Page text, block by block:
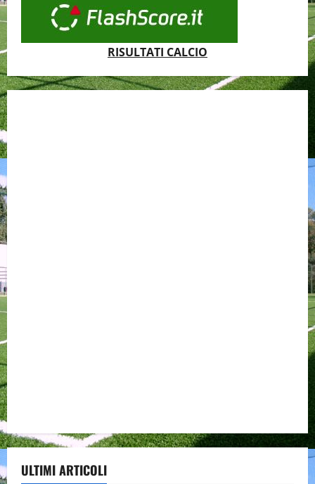
RISULTATI CALCIO
ULTIMI ARTICOLI